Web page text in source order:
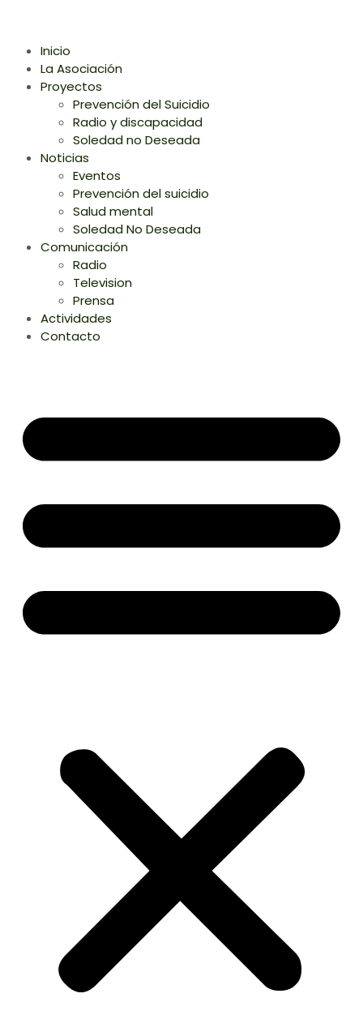
Inicio
La Asociación
Proyectos
Prevención del Suicidio
Radio y discapacidad
Soledad no Deseada
Noticias
Eventos
Prevención del suicidio
Salud mental
Soledad No Deseada
Comunicación
Radio
Television
Prensa
Actividades
Contacto